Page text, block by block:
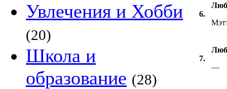
Увлечения и Хобби
(20)
Школа и
образование (28)
6.
7.
—